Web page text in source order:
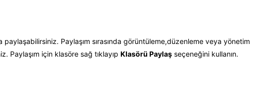
paylaşabilirsiniz. Paylaşım sırasında görüntüleme,düzenleme veya yönetim
Paylaşım için klasöre sağ tıklayıp Klasörü Paylaş seçeneğini kullanın.